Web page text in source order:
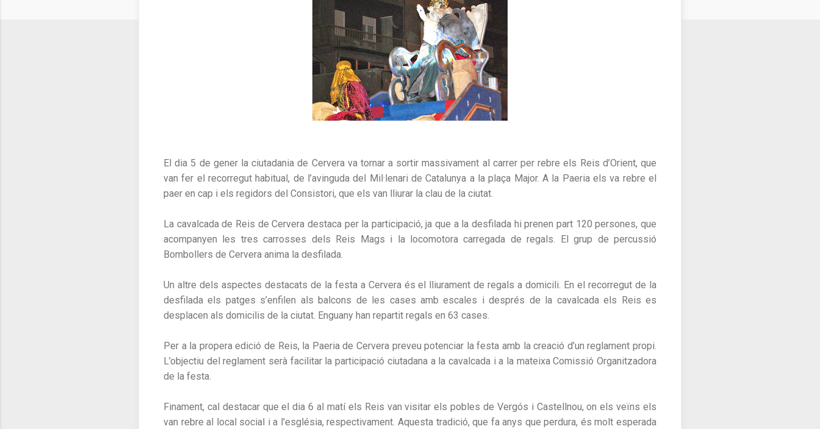
El dia 5 de gener la ciutadania de Cervera va tornar a sortir massivament al carrer per rebre els Reis d’Orient, que
van fer el recorregut habitual, de l’avinguda del Mil·lenari de Catalunya a la plaça Major. A la Paeria els va rebre el
paer en cap i els regidors del Consistori, que els van lliurar la clau de la ciutat.
La cavalcada de Reis de Cervera destaca per la participació, ja que a la desfilada hi prenen part 120 persones, que
acompanyen les tres carrosses dels Reis Mags i la locomotora carregada de regals. El grup de percussió
Bombollers de Cervera anima la desfilada.
Un altre dels aspectes destacats de la festa a Cervera és el lliurament de regals a domicili. En el recorregut de la
desfilada els patges s’enfilen als balcons de les cases amb escales i després de la cavalcada els Reis es
desplacen als domicilis de la ciutat. Enguany han repartit regals en 63 cases.
Per a la propera edició de Reis, la Paeria de Cervera preveu potenciar la festa amb la creació d’un reglament propi.
L’objectiu del reglament serà facilitar la participació ciutadana a la cavalcada i a la mateixa Comissió Organitzadora
de la festa.
Finament, cal destacar que el dia 6 al matí els Reis van visitar els pobles de Vergós i Castellnou, on els veïns els
van rebre al local social i a l'església, respectivament. Aquesta tradició, que fa anys que perdura, és molt esperada